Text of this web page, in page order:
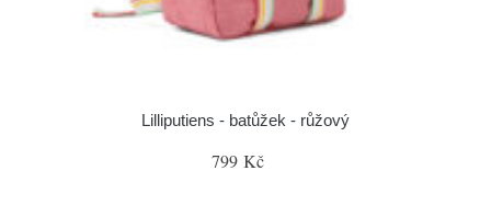
Lilliputiens - batůžek - růžový
799 Kč